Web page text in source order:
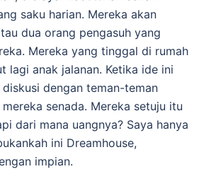
saku harian. Mereka akan
dua orang pengasuh yang
Mereka yang tinggal di rumah
lagi anak jalanan. Ketika ide ini
dengan teman-teman
senada. Mereka setuju itu
dari mana uangnya? Saya hanya
ini Dreamhouse,
impian.